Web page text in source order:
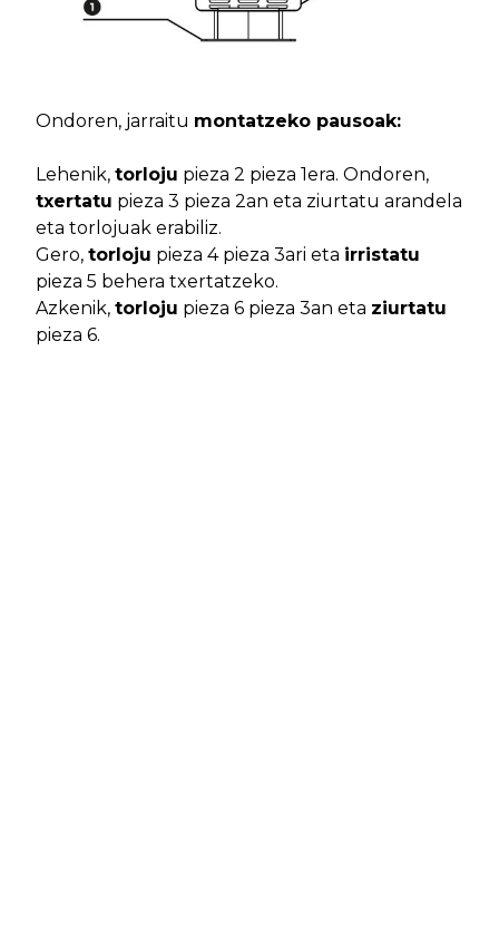
Ondoren, jarraitu montatzeko pausoak:
Lehenik, torloju pieza 2 pieza 1era. Ondoren,
txertatu pieza 3 pieza 2an eta ziurtatu arandela
eta torlojuak erabiliz.
Gero, torloju pieza 4 pieza 3ari eta irristatu
pieza 5 behera txertatzeko.
Azkenik, torloju pieza 6 pieza 3an eta ziurtatu
pieza 6.